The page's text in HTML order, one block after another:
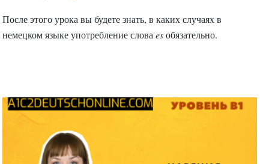
После этого урока вы будете знать, в каких случаях в
немецком языке употребление слова esобязательно.